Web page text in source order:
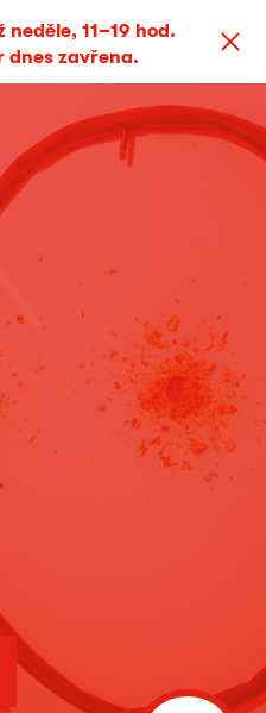
11–19 hod.
dnes zavřena.